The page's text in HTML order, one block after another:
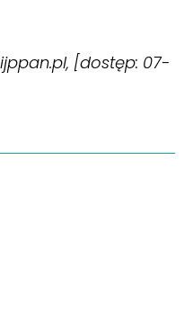
[dostęp: 07-